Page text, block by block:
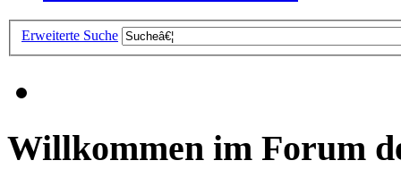
Erweiterte Suche
Willkommen im Forum